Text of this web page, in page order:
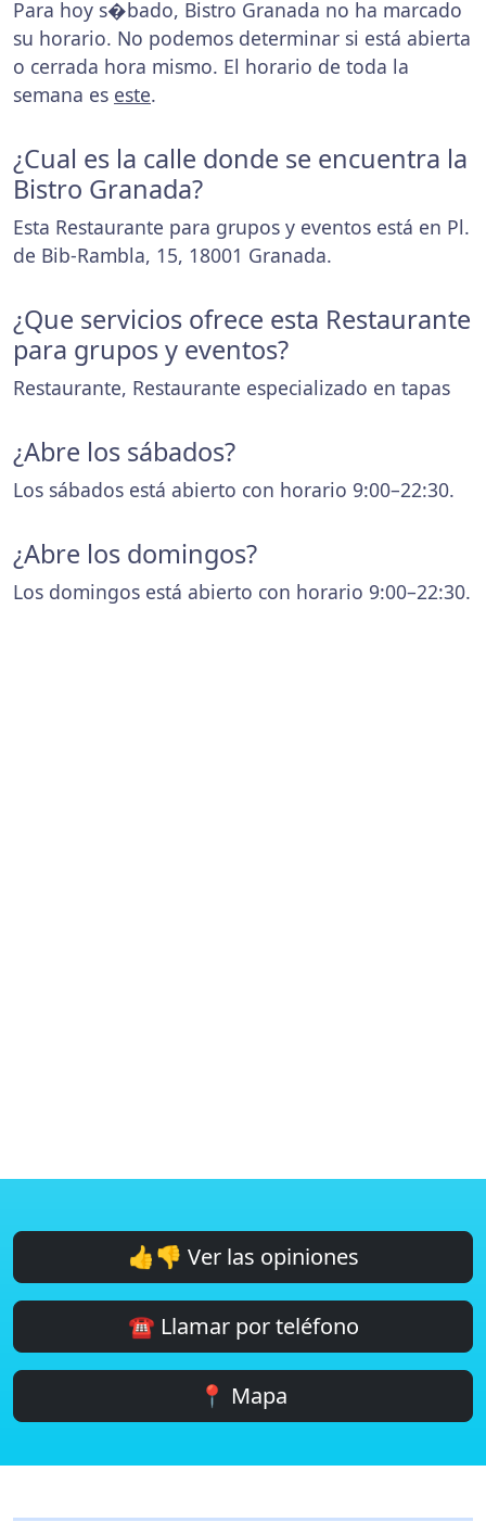
Para hoy s�bado, Bistro Granada no ha marcado
su horario. No podemos determinar si está abierta
o cerrada hora mismo. El horario de toda la
semana es este.
¿Cual es la calle donde se encuentra la
Bistro Granada?
Esta Restaurante para grupos y eventos está en Pl.
de Bib-Rambla, 15, 18001 Granada.
¿Que servicios ofrece esta Restaurante
para grupos y eventos?
Restaurante, Restaurante especializado en tapas
¿Abre los sábados?
Los sábados está abierto con horario 9:00–22:30.
¿Abre los domingos?
Los domingos está abierto con horario 9:00–22:30.
👍👎 Ver las opiniones
☎️ Llamar por teléfono
📍 Mapa